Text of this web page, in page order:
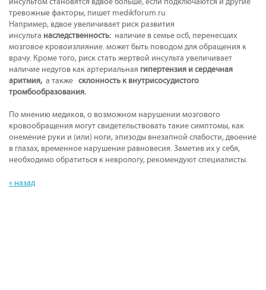
тревожные факторы, пишет medikforum.ru
Например, вдвое увеличивает риск развития
инсульта наследственность: наличие в семье осб, перенесших
мозговое кровоизлияние. может быть поводом для обращения к
врачу. Кроме того, риск стать жертвой инсульта увеличивает
наличие недугов как артериальная гипертензия и сердечная
аритмия, а также склонность к внутрисосудистого
тромбообразования.
По мнению медиков, о возможном нарушении мозгового
кровообращения могут свидетельствовать такие симптомы, как
онемение руки и (или) ноги, эпизоды внезапной слабости, двоение
в глазах, временное нарушение равновесия. Заметив их у себя,
необходимо обратиться к неврологу, рекомендуют специалисты.
« назад